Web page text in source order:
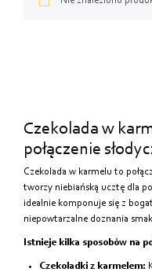
Czekolada w
połączenie
Czekolada w karmelu to
tworzy niebiańską ucztę dla
idealnie komponuje się z
niepowtarzalne doznania
Istnieje kilka sposobów na
Czekoladki z karmelem: